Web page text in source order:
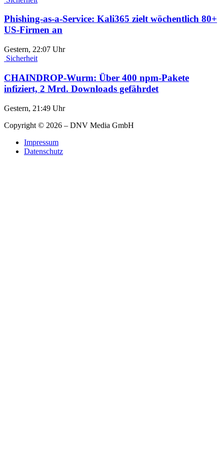
Phishing-as-a-Service: Kali365 zielt wöchentlich 80+
US-Firmen an
Gestern, 22:07 Uhr
Sicherheit
CHAINDROP-Wurm: Über 400 npm-Pakete
infiziert, 2 Mrd. Downloads gefährdet
Gestern, 21:49 Uhr
Copyright © 2026 – DNV Media GmbH
Impressum
Datenschutz